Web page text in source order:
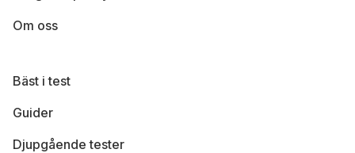
Bäst i test
Guider
Djupgående tester
Om oss